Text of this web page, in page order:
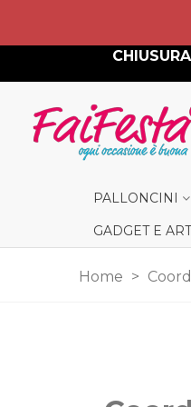
PALLONCINI
GADGET E
Home >